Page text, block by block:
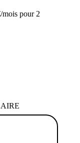
mois pour 2